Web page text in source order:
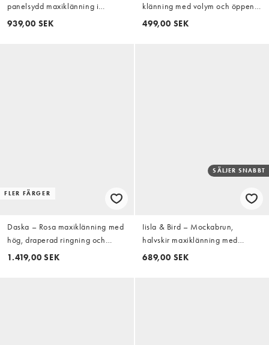
panelsydd maxiklänning i
chiffong
939,00 SEK
klänning med volym och öppen
rygg
499,00 SEK
FLER FÄRGER
Daska – Rosa maxiklänning med
hög, draperad ringning och
volanger i chiffong
1.419,00 SEK
SÄLJER SNABBT
Iisla & Bird – Mockabrun,
halvskir maxiklänning med
knäppning och spetsdetaljer
689,00 SEK